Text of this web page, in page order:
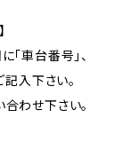
「車台番号」、
記入下さい。
わせ下さい。